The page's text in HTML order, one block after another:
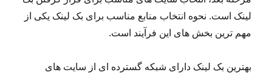
لینک است. نحوه انتخاب منابع مناسب برای بک لینک یکی از
مهم ترین بخش های این فرآیند است.
بهترین بک لینک دارای شبکه گسترده ای از سایت های